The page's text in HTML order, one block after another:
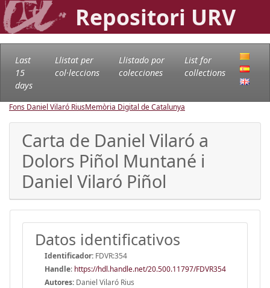
Repositori URV
Last
15
days
Llistat per
col·leccions
Llistado por
colecciones
List for
collections
Fons Daniel Vilaró RiusMemòria Digital de Catalunya
Carta de Daniel Vilaró a
Dolors Piñol Muntané i
Daniel Vilaró Piñol
Datos identificativos
Identificador: FDVR:354
Handle: https://hdl.handle.net/20.500.11797/FDVR354
Autores: Daniel Vilaró Rius